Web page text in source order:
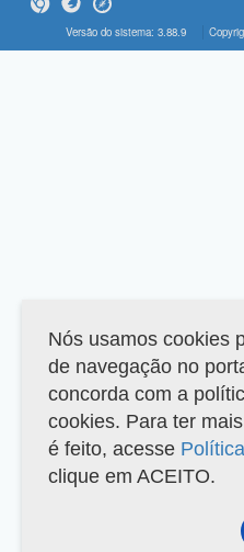
Versão do sistema: 3.88.9
Nós usamos cookies
de navegação no
concorda com a
cookies. Para ter
é feito, acesse
clique em ACEITO.